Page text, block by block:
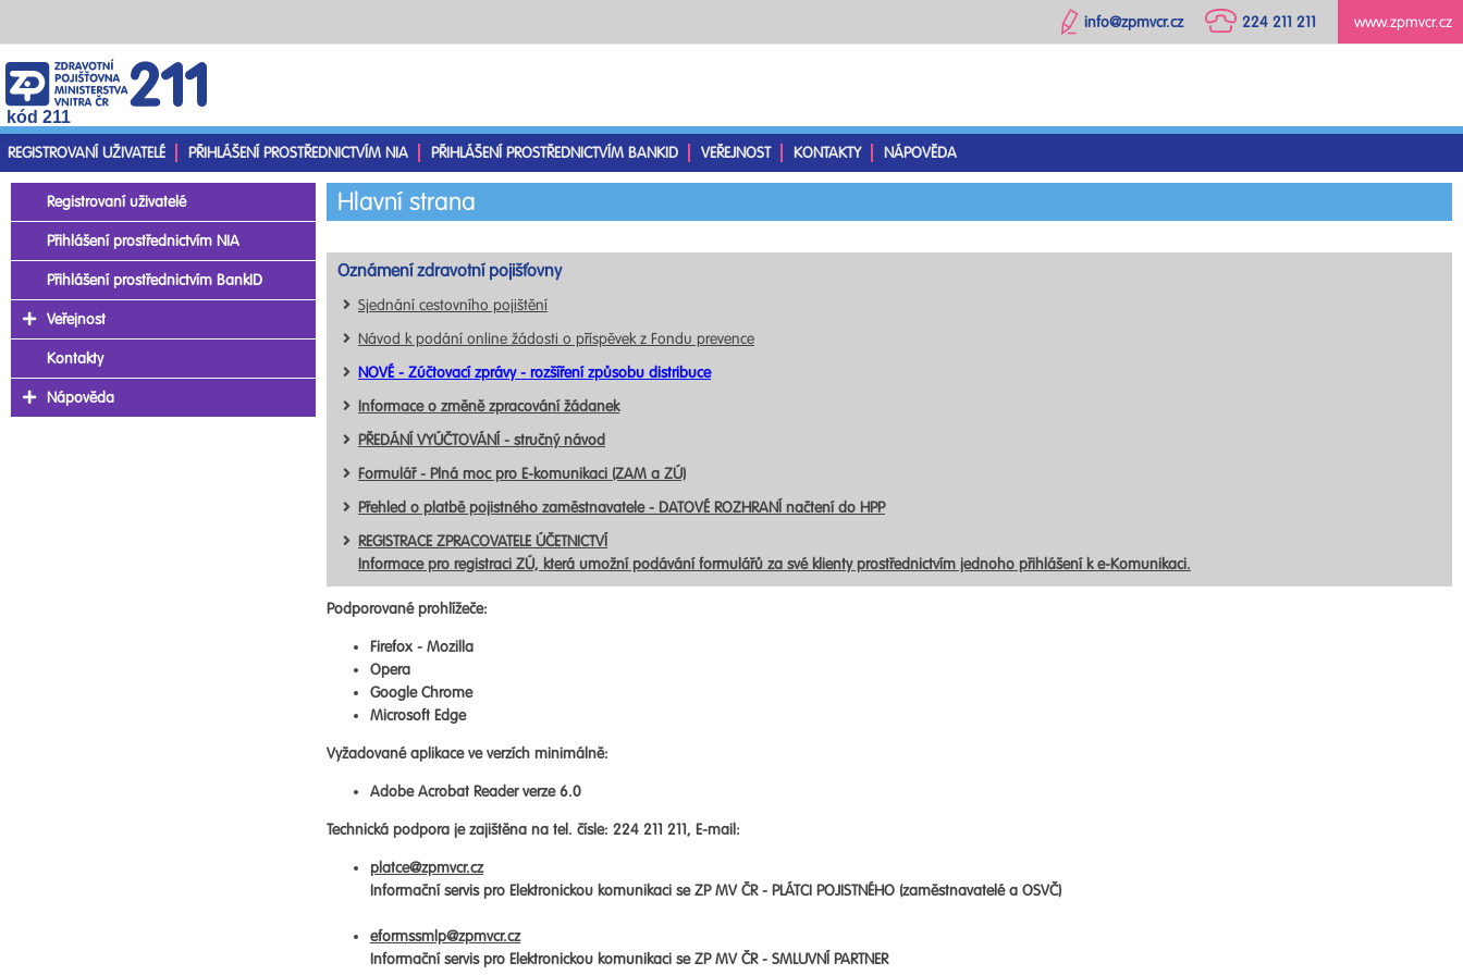
www.zpmvcr.cz
224 211 211
info@zpmvcr.cz
kód 211
REGISTROVANÍ UŽIVATELÉ
PŘIHLÁŠENÍ PROSTŘEDNICTVÍM NIA PŘIHLÁŠENÍ PROSTŘEDNICTVÍM BANKID VEŘEJNOST KONTAKTY NÁPOVĚDA
Hlavní strana
Oznámení zdravotní pojišťovny
Sjednání cestovního pojištění
Návod k podání online žádosti o příspěvek z Fondu prevence
NOVÉ - Zúčtovací zprávy - rozšíření způsobu distribuce
Informace o změně zpracování žádanek
PŘEDÁNÍ VYÚČTOVÁNÍ - stručný návod
Formulář - Plná moc pro E-komunikaci (ZAM a ZÚ)
Přehled o platbě pojistného zaměstnavatele - DATOVÉ ROZHRANÍ načtení do HPP
REGISTRACE ZPRACOVATELE ÚČETNICTVÍ
Informace pro registraci ZÚ, která umožní podávání formulářů za své klienty prostřednictvím jednoho přihlášení k e-Komunikaci.
Podporované prohlížeče:
Firefox - Mozilla
Opera
Google Chrome
Microsoft Edge
Vyžadované aplikace ve verzích minimálně:
Adobe Acrobat Reader verze 6.0
Technická podpora je zajištěna na tel. čísle: 224 211 211, E-mail:
platce@zpmvcr.cz
Informační servis pro Elektronickou komunikaci se ZP MV ČR - PLÁTCI POJISTNÉHO (zaměstnavatelé a OSVČ)
eformssmlp@zpmvcr.cz
Informační servis pro Elektronickou komunikaci se ZP MV ČR - SMLUVNÍ PARTNER
Registrovaní uživatelé
Přihlášení prostřednictvím NIA
Přihlášení prostřednictvím BankID
Veřejnost
Kontakty
Nápověda